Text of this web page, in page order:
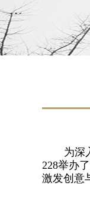
为深
228举办
激发创意